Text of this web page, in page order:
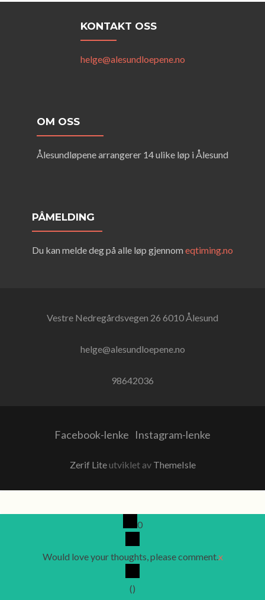
KONTAKT OSS
helge@alesundloepene.no
OM OSS
Ålesundløpene arrangerer 14 ulike løp i Ålesund
PÅMELDING
Du kan melde deg på alle løp gjennom eqtiming.no
Vestre Nedregårdsvegen 26 6010 Ålesund
helge@alesundloepene.no
98642036
Facebook-lenke Instagram-lenke
Zerif Liteutviklet av ThemeIsle
0
Would love your thoughts, please comment.x
()